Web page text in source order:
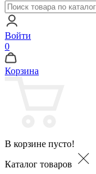
Войти
0
Корзина
В корзине пусто!
Каталог товаров